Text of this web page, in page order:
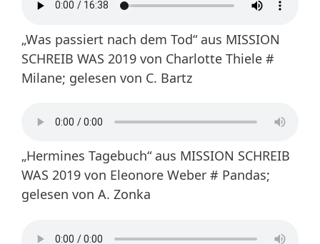
„Was passiert nach dem Tod“ aus MISSION
SCHREIB WAS 2019 von Charlotte Thiele #
Milane; gelesen von C. Bartz
„Hermines Tagebuch“ aus MISSION SCHREIB
WAS 2019 von Eleonore Weber # Pandas;
gelesen von A. Zonka